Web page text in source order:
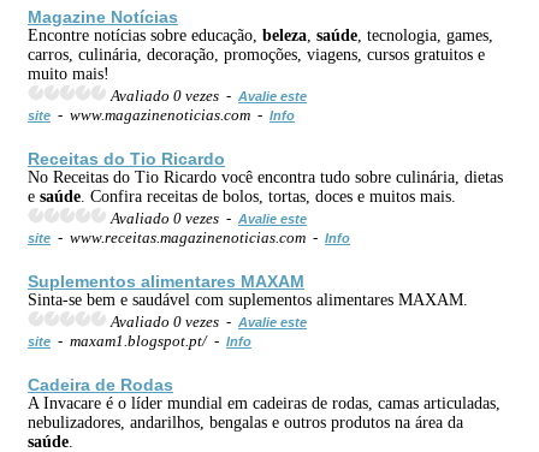
Magazine Notícias
Encontre notícias sobre educação, beleza saúde , tecnologia, games,
carros, culinária, decoração, promoções, viagens, cursos gratuitos e
muito mais!
Avaliado 0 vezes - Avalie este
site - www.magazinenoticias.com - Info
Receitas do Tio Ricardo
No Receitas do Tio Ricardo você encontra tudo sobre culinária, dietas
e saúde . Confira receitas de bolos, tortas, doces e muitos mais.
Avaliado 0 vezes - Avalie este
site - www.receitas.magazinenoticias.com - Info
Suplementos alimentares MAXAM
Sinta-se bem e saudável com suplementos alimentares MAXAM.
Avaliado 0 vezes - Avalie este
site - maxam1.blogspot.pt/ - Info
Cadeira de Rodas
A Invacare é o líder mundial em cadeiras de rodas, camas articuladas,
nebulizadores, andarilhos, bengalas e outros produtos na área da
saúde